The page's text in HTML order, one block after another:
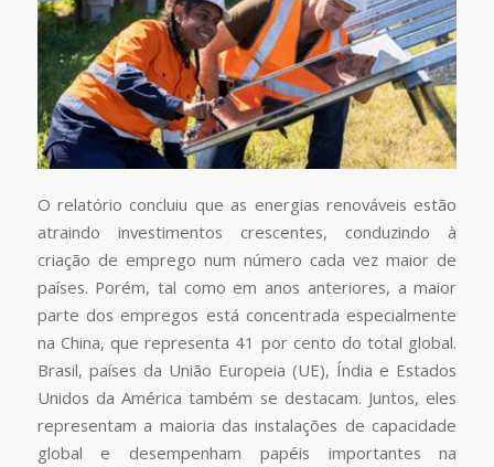
O relatório concluiu que as energias renováveis ​​estão
atraindo investimentos crescentes, conduzindo à
criação de emprego num número cada vez maior de
países. Porém, tal como em anos anteriores, a maior
parte dos empregos está concentrada especialmente
na China, que representa 41 por cento do total global.
Brasil, países da União Europeia (UE), Índia e Estados
Unidos da América também se destacam. Juntos, eles
representam a maioria das instalações de capacidade
global e desempenham papéis importantes na